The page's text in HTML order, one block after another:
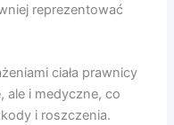
reprezentować
ciała prawnicy
ale i medyczne, co
i roszczenia.